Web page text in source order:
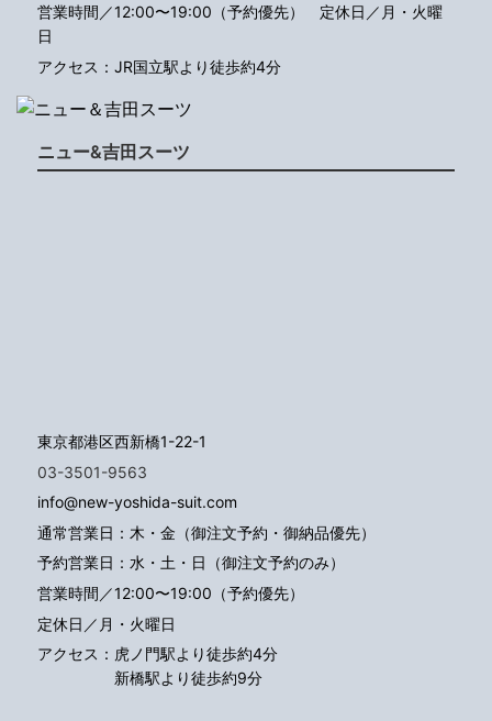
営業時間／12:00〜19:00（予約優先） 定休日／月・火曜
日
アクセス：JR国立駅より徒歩約4分
ニュー&吉田スーツ
東京都港区西新橋1-22-1
03-3501-9563
info@new-yoshida-suit.com
通常営業日：木・金（御注文予約・御納品優先）
予約営業日：水・土・日（御注文予約のみ）
営業時間／12:00〜19:00（予約優先）
定休日／月・火曜日
アクセス： 虎ノ門駅より徒歩約4分
新橋駅より徒歩約9分